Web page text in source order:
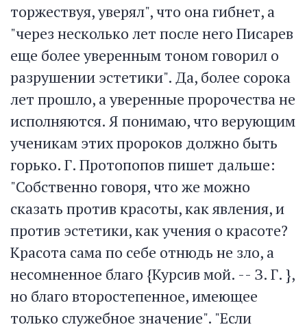
торжествуя, уверял", что она гибнет, а
"через несколько лет после него Писарев
еще более уверенным тоном говорил о
разрушении эстетики". Да, более сорока
лет прошло, а уверенные пророчества не
исполняются. Я понимаю, что верующим
ученикам этих пророков должно быть
горько. Г. Протопопов пишет дальше:
"Собственно говоря, что же можно
сказать против красоты, как явления, и
против эстетики, как учения о красоте?
Красота сама по себе отнюдь не зло, а
несомненное благо {Курсив мой. -- З. Г. },
но благо второстепенное, имеющее
только служебное значение". "Если